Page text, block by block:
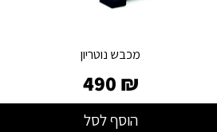
מכבש נוטריון
490 ₪
הוסף לסל